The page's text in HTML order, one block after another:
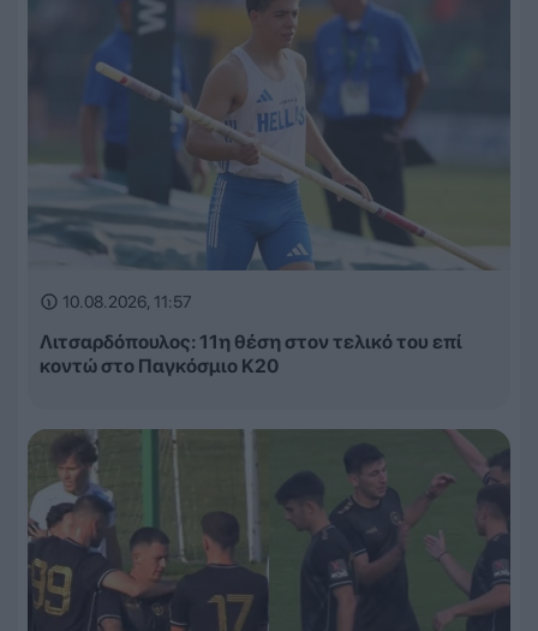
10.08.2026, 11:57
Λιτσαρδόπουλος: 11η θέση στον τελικό του επί
κοντώ στο Παγκόσμιο Κ20